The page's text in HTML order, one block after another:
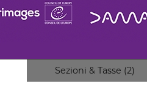
Sezioni & Tasse (2)